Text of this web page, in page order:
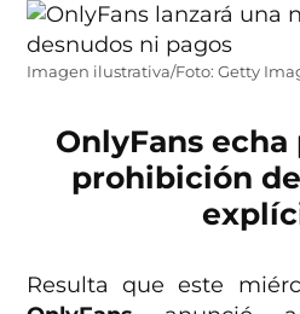
Imagen ilustrativa/Foto: Getty
OnlyFans echa
prohibición
Resulta que este